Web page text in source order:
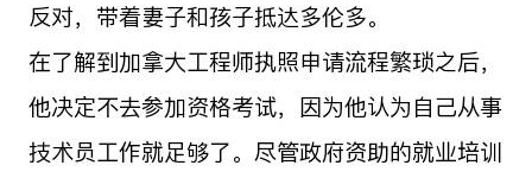
反对，带着妻子和孩子抵达多伦多。
在了解到加拿大工程师执照申请流程繁琐之后，
他决定不去参加资格考试，因为他认为自己从事
技术员工作就足够了。尽管政府资助的就业培训